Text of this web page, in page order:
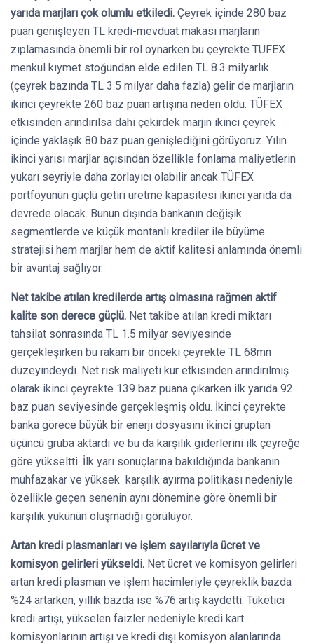
yarıda marjları çok olumlu etkiledi. Çeyrek içinde 280 baz
puan genişleyen TL kredi-mevduat makası marjların
zıplamasında önemli bir rol oynarken bu çeyrekte TÜFEX
menkul kıymet stoğundan elde edilen TL 8.3 milyarlık
(çeyrek bazında TL 3.5 milyar daha fazla) gelir de marjların
ikinci çeyrekte 260 baz puan artışına neden oldu. TÜFEX
etkisinden arındırılsa dahi çekirdek marjın ikinci çeyrek
içinde yaklaşık 80 baz puan genişlediğini görüyoruz. Yılın
ikinci yarısı marjlar açısından özellikle fonlama maliyetlerin
yukarı seyriyle daha zorlayıcı olabilir ancak TÜFEX
portföyünün güçlü getiri üretme kapasitesi ikinci yarıda da
devrede olacak. Bunun dışında bankanın değişik
segmentlerde ve küçük montanlı krediler ile büyüme
stratejisi hem marjlar hem de aktif kalitesi anlamında önemli
bir avantaj sağlıyor.
Net takibe atılan kredilerde artış olmasına rağmen aktif
kalite son derece güçlü. Net takibe atılan kredi miktarı
tahsilat sonrasında TL 1.5 milyar seviyesinde
gerçekleşirken bu rakam bir önceki çeyrekte TL 68mn
düzeyindeydi. Net risk maliyeti kur etkisinden arındırılmış
olarak ikinci çeyrekte 139 baz puana çıkarken ilk yarıda 92
baz puan seviyesinde gerçekleşmiş oldu. İkinci çeyrekte
banka görece büyük bir enerjı dosyasını ikinci gruptan
üçüncü gruba aktardı ve bu da karşılık giderlerini ilk çeyreğe
göre yükseltti. İlk yarı sonuçlarına bakıldığında bankanın
muhfazakar ve yüksek karşılık ayırma politikası nedeniyle
özellikle geçen senenin aynı dönemine göre önemli bir
karşılık yükünün oluşmadığı görülüyor.
Artan kredi plasmanları ve işlem sayılarıyla ücret ve
komisyon gelirleri yükseldi. Net ücret ve komisyon gelirleri
artan kredi plasman ve işlem hacimleriyle çeyreklik bazda
%24 artarken, yıllık bazda ise %76 artış kaydetti. Tüketici
kredi artışı, yükselen faizler nedeniyle kredi kart
komisyonlarının artışı ve kredi dışı komisyon alanlarında